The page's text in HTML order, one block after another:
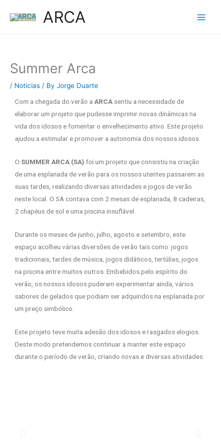
ARCA
Summer Arca
/ Noticias / By Jorge Duarte
Com a chegada do verão a ARCA sentiu a necessidade de
elaborar um projeto que pudesse imprimir novas dinâmicas na
vida dos idosos e fomentar o envelhecimento ativo. Este projeto
ajudou a estimular e promover a autonomia dos nossos idosos.
O SUMMER ARCA (SA) foi um projeto que consistiu na criação
de uma esplanada de verão para os nossos utentes passarem as
suas tardes, realizando diversas atividades e jogos de verão
neste local. O SA contava com 2 mesas de esplanada, 8 cadeiras,
2 chapéus de sol e uma piscina insuflável.
Durante os meses de junho, julho, agosto e setembro, este
espaço acolheu várias diversões de verão tais como: jogos
tradicionais, tardes de música, jogos didáticos, tertúlias, jogos
na piscina entre muitos outros. Embebidos pelo espírito do
verão, os nossos idosos puderam experimentar ainda, vários
sabores de gelados que podiam ser adquiridos na esplanada por
um preço simbólico.
Este projeto teve muita adesão dos idosos e rasgados elogios.
Deste modo pretendemos continuar a manter este espaço
durante o período de verão, criando novas e diversas atividades.